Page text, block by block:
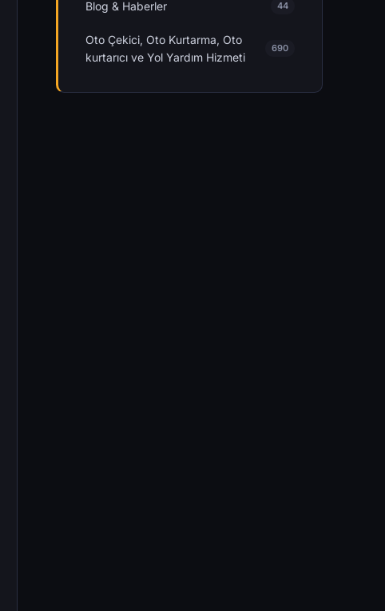
Blog & Haberler 44
Oto Çekici, Oto Kurtarma, Oto
kurtarıcı ve Yol Yardım Hizmeti
690